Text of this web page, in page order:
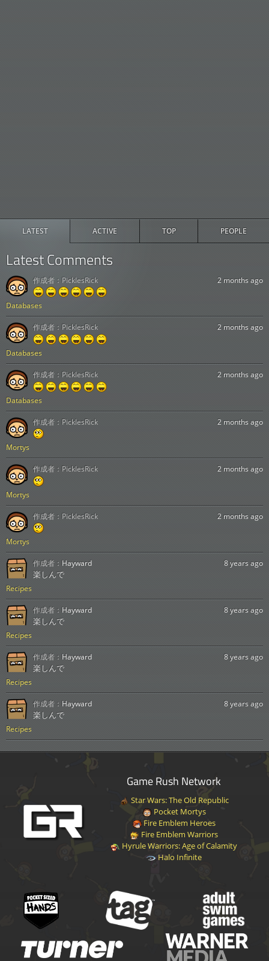
LATEST ACTIVE TOP PEOPLE
Latest Comments
Databases
2 months ago
作成者： PicklesRick
Databases
2 months ago
作成者： PicklesRick
Databases
2 months ago
作成者： PicklesRick
Mortys
2 months ago
作成者： PicklesRick
Mortys
2 months ago
作成者： PicklesRick
Mortys
2 months ago
作成者： PicklesRick
Recipes
8 years ago
楽しんで
作成者： Hayward
Recipes
8 years ago
楽しんで
作成者： Hayward
Recipes
8 years ago
楽しんで
作成者： Hayward
Recipes
8 years ago
楽しんで
作成者： Hayward
Game Rush Network
Star Wars: The Old Republic
Pocket Mortys
Fire Emblem Heroes
Fire Emblem Warriors
Hyrule Warriors: Age of Calamity
Halo Infinite